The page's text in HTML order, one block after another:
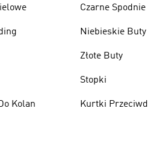
Kolan
Czarne Spodnie
Niebieskie Buty
Złote Buty
Stopki
Kurtki